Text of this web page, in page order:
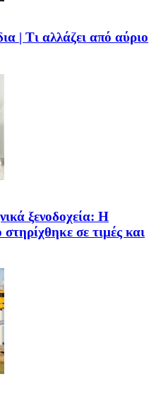
| Τι αλλάζει από αύριο
ξενοδοχεία: Η
σε τιμές και